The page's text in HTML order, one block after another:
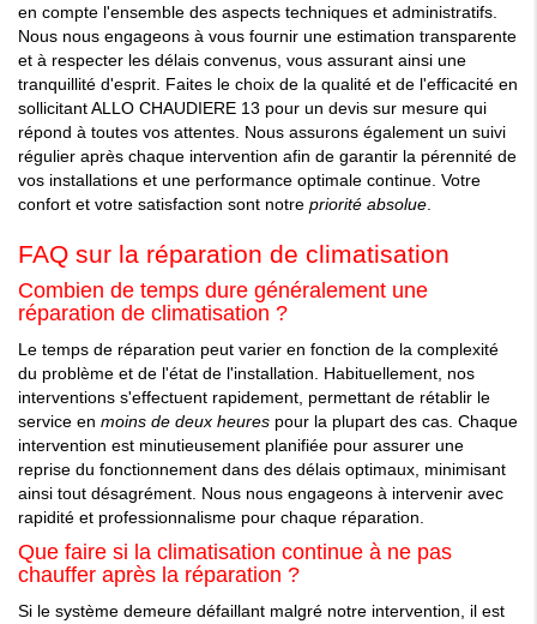
en compte l'ensemble des aspects techniques et administratifs.
Nous nous engageons à vous fournir une estimation transparente
et à respecter les délais convenus, vous assurant ainsi une
tranquillité d'esprit. Faites le choix de la qualité et de l'efficacité en
sollicitant ALLO CHAUDIERE 13 pour un devis sur mesure qui
répond à toutes vos attentes. Nous assurons également un suivi
régulier après chaque intervention afin de garantir la pérennité de
vos installations et une performance optimale continue. Votre
confort et votre satisfaction sont notre priorité absolue
FAQ sur la réparation de climatisation
Combien de temps dure généralement une
réparation de climatisation ?
Le temps de réparation peut varier en fonction de la complexité
du problème et de l'état de l'installation. Habituellement, nos
interventions s'effectuent rapidement, permettant de rétablir le
service en moins de deux heures pour la plupart des cas. Chaque
intervention est minutieusement planifiée pour assurer une
reprise du fonctionnement dans des délais optimaux, minimisant
ainsi tout désagrément. Nous nous engageons à intervenir avec
rapidité et professionnalisme pour chaque réparation.
Que faire si la climatisation continue à ne pas
chauffer après la réparation ?
Si le système demeure défaillant malgré notre intervention, il est